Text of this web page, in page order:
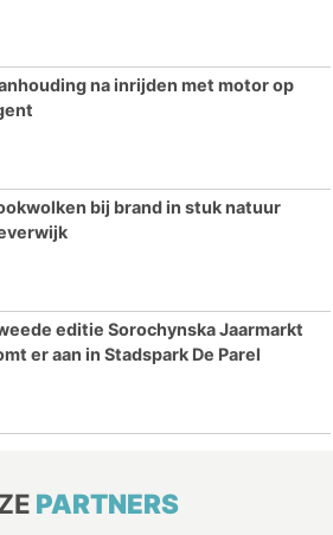
na inrijden met motor op
bij brand in stuk natuur
editie Sorochynska Jaarmarkt
er aan in Stadspark De Parel
PARTNERS